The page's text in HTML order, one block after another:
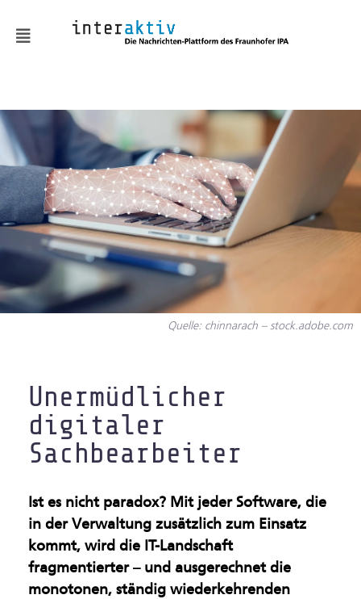
Automatisierung &
Robotik
Batterie & Wasserstoff
Digitalisierung
Embodied AI
Fabrik- und
Gesundsheitsindustrie
Künstliche Intelligenz &
Maschinelles Sehen
Verfahren
Multifunktionale
Materialien
Quelle: chinnarach – stock.adobe.com
Unermüdlicher
digitaler
Sachbearbeiter
Ist es nicht paradox? Mit jeder Software, die
in der Verwaltung zusätzlich zum Einsatz
kommt, wird die IT-Landschaft
fragmentierter – und ausgerechnet die
monotonen, ständig wiederkehrenden